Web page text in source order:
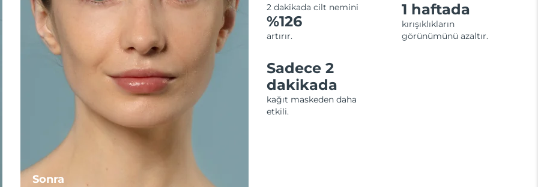
Sonra
2 dakikada cilt nemini
%126
artırır.
1 haftada
kırışıklıkların
görünümünü azaltır.
Sadece 2
dakikada
kağıt maskeden daha
etkili.